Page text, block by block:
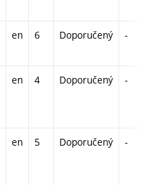
en 6 Doporučený -
en 4 Doporučený -
en 5 Doporučený -